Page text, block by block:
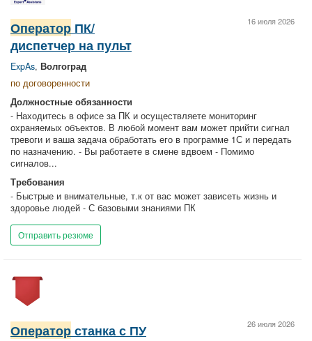
16 июля 2026
Оператор ПК/
диспетчер на пульт
ExpAs, Волгоград
по договоренности
Должностные обязанности
- Находитесь в офисе за ПК и осуществляете мониторинг
охраняемых объектов. В любой момент вам может прийти сигнал
тревоги и ваша задача обработать его в программе 1С и передать
по назначению. - Вы работаете в смене вдвоем - Помимо
сигналов...
Требования
- Быстрые и внимательные, т.к от вас может зависеть жизнь и
здоровье людей - С базовыми знаниями ПК
Отправить резюме
26 июля 2026
Оператор станка с ПУ